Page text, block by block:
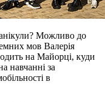
Можливо до
мов Валерія
на Майорці, куди
навчанні за
в